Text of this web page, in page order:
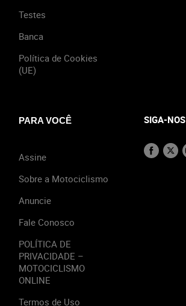
Testes
Banca
Política de Cookies
(UE)
PARA VOCÊ
Assine
Sobre a Motociclismo
Anuncie
Fale Conosco
POLÍTICA DE
PRIVACIDADE –
MOTOCICLISMO
ONLINE
Termos de Uso
SIGA-NOS